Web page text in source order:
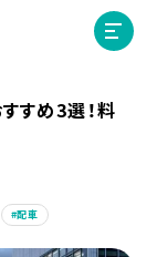
すめ3選！料
配車